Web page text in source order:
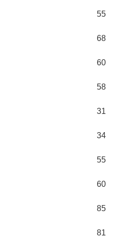
55
68
60
58
31
34
55
60
85
81